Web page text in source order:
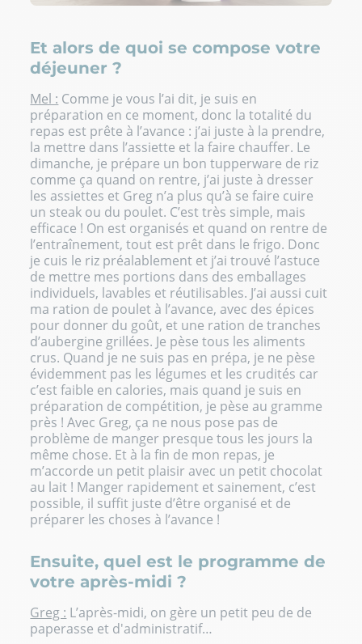
Et alors de quoi se compose votre
déjeuner ?
Mel : Comme je vous l’ai dit, je suis en
préparation en ce moment, donc la totalité du
repas est prête à l’avance : j’ai juste à la prendre,
la mettre dans l’assiette et la faire chauffer. Le
dimanche, je prépare un bon tupperware de riz
comme ça quand on rentre, j’ai juste à dresser
les assiettes et Greg n’a plus qu’à se faire cuire
un steak ou du poulet. C’est très simple, mais
efficace ! On est organisés et quand on rentre de
l’entraînement, tout est prêt dans le frigo. Donc
je cuis le riz préalablement et j’ai trouvé l’astuce
de mettre mes portions dans des emballages
individuels, lavables et réutilisables. J’ai aussi cuit
ma ration de poulet à l’avance, avec des épices
pour donner du goût, et une ration de tranches
d’aubergine grillées. Je pèse tous les aliments
crus. Quand je ne suis pas en prépa, je ne pèse
évidemment pas les légumes et les crudités car
c’est faible en calories, mais quand je suis en
préparation de compétition, je pèse au gramme
près ! Avec Greg, ça ne nous pose pas de
problème de manger presque tous les jours la
même chose. Et à la fin de mon repas, je
m’accorde un petit plaisir avec un petit chocolat
au lait ! Manger rapidement et sainement, c’est
possible, il suffit juste d’être organisé et de
préparer les choses à l’avance !
Ensuite, quel est le programme de
votre après-midi ?
Greg : L’après-midi, on gère un petit peu de de
paperasse et d'administratif…